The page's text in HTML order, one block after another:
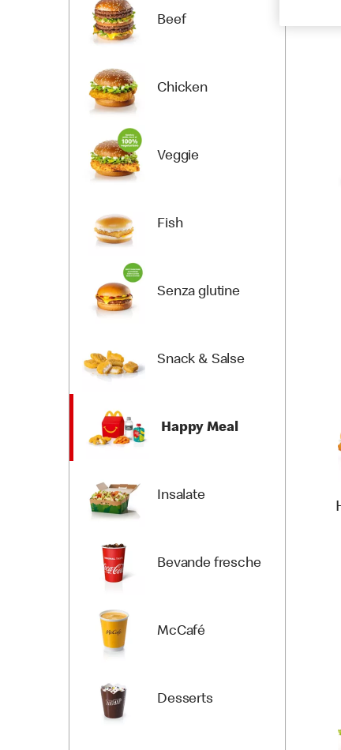
Beef
Chicken
Veggie
Fish
Senza glutine
Snack & Salse
Happy Meal
Insalate
Bevande fresche
McCafé
Desserts